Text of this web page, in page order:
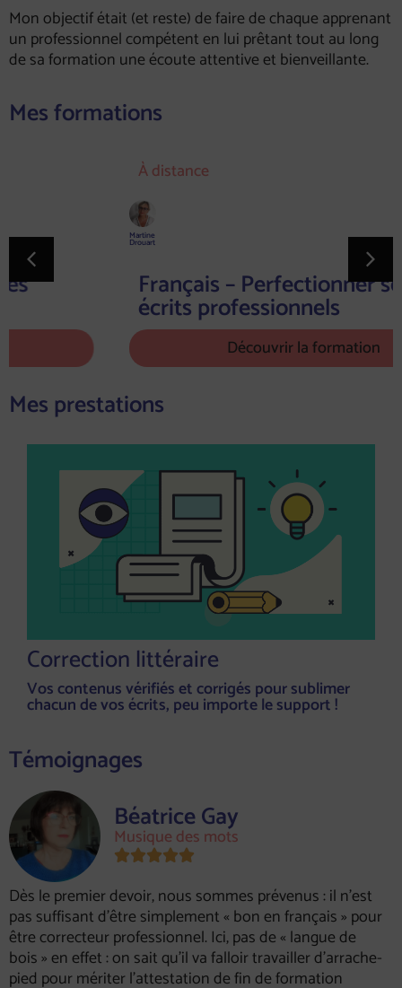
Mon objectif était (et reste) de faire de chaque apprenant
un professionnel compétent en lui prêtant tout au long
de sa formation une écoute attentive et bienveillante.
Mes formations
Martine
Français – Perfectionner ses
écrits professionnels
Découvrir la formation
Mes prestations
Correction littéraire
Vos contenus vérifiés et corrigés pour sublimer
chacun de vos écrits, peu importe le support !
Témoignages
Béatrice Gay
Musique des mots

Dès le premier devoir, nous sommes prévenus : il n’est
pas suffisant d’être simplement « bon en français » pour
être correcteur professionnel. Ici, pas de « langue de
bois » en effet : on sait qu’il va falloir travailler d’arrache-
pied pour mériter l’attestation de fin de formation